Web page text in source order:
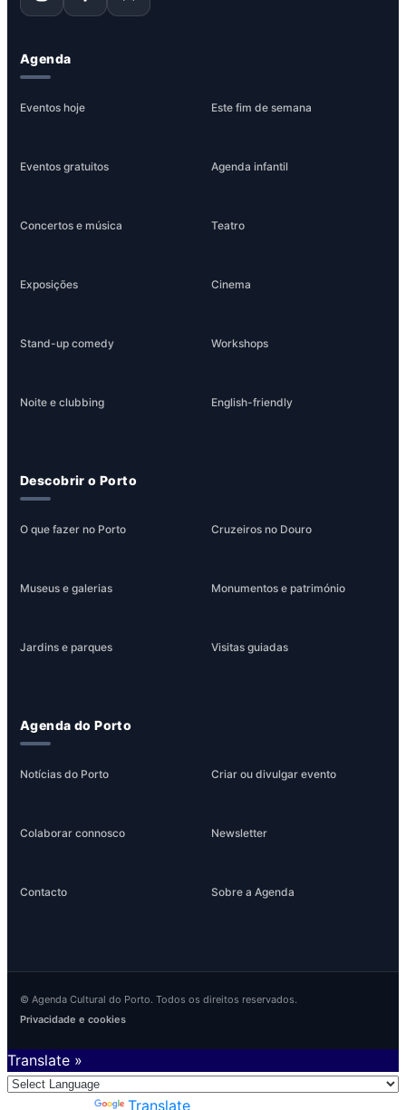
Agenda
Eventos hoje Este fim de semana
Eventos gratuitos Agenda infantil
Concertos e música Teatro
Exposições Cinema
Stand-up comedy Workshops
Noite e clubbing English-friendly
Descobrir o Porto
O que fazer no Porto Cruzeiros no Douro
Museus e galerias Monumentos e património
Jardins e parques Visitas guiadas
Agenda do Porto
Notícias do Porto Criar ou divulgar evento
Colaborar connosco Newsletter
Contacto Sobre a Agenda
© Agenda Cultural do Porto. Todos os direitos reservados.
Privacidade e cookies
Translate »
Translate